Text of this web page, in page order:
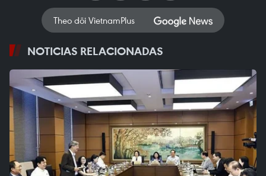
Theo dõi VietnamPlus
NOTICIAS RELACIONADAS